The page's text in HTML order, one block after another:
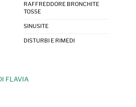
RAFFREDDORE BRONCHITE
TOSSE
SINUSITE
DISTURBI E RIMEDI
FLAVIA